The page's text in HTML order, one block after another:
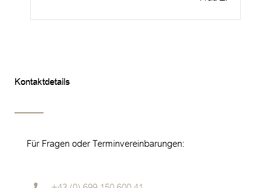
Kontaktdetails
Für Fragen oder Terminvereinbarungen: